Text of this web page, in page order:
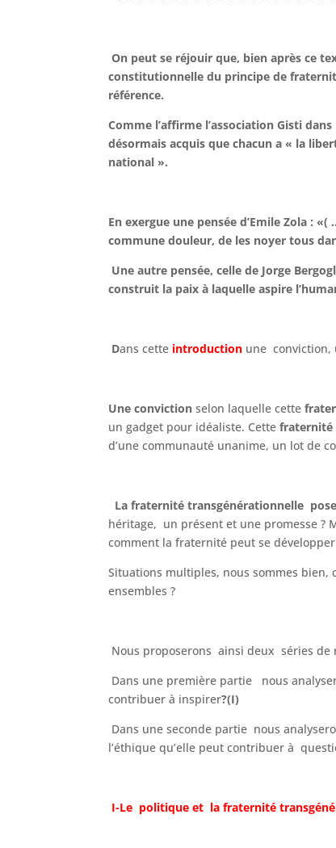
On peut se réjouir que, bien après ce
constitutionnelle du principe de
référence.
Comme l’affirme l’association Gisti
désormais acquis que chacun a « la
national ».
En exergue une pensée d’Emile Zola :
commune douleur, de les noyer tous
Une autre pensée, celle de Jorge
construit la paix à laquelle aspire
Dans cette introduction une conviction,
Une conviction selon laquelle cette
un gadget pour idéaliste. Cette fraternité
d’une communauté unanime, un lot de
La fraternité transgénérationnelle
héritage, un présent et une promesse ?
comment la fraternité peut se
Situations multiples, nous sommes bien,
ensembles ?
Nous proposerons ainsi deux séries de
Dans une première partie nous
contribuer à inspirer?(I)
Dans uneseconde partie nous
l’éthique qu’elle peut contribuer à
I-Le politique et la fraternité